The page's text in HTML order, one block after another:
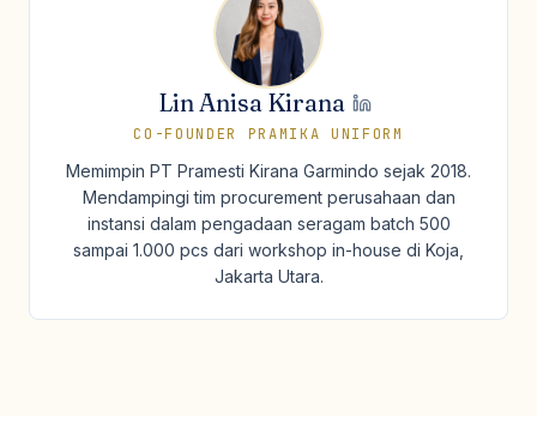
Lin Anisa Kirana
CO-FOUNDER PRAMIKA UNIFORM
Memimpin PT Pramesti Kirana Garmindo sejak 2018.
Mendampingi tim procurement perusahaan dan
instansi dalam pengadaan seragam batch 500
sampai 1.000 pcs dari workshop in-house di Koja,
Jakarta Utara.